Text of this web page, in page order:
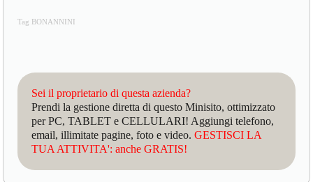
Tag BONANNINI
Sei il proprietario di questa azienda?
Prendi la gestione diretta di questo Minisito, ottimizzato
per PC, TABLET e CELLULARI! Aggiungi telefono,
email, illimitate pagine, foto e video.GESTISCI LA
TUA ATTIVITA': anche GRATIS!